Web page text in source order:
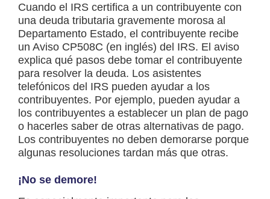
Cuando el IRS certifica a un contribuyente con
una deuda tributaria gravemente morosa al
Departamento Estado, el contribuyente recibe
un Aviso CP508C (en inglés) del IRS. El aviso
explica qué pasos debe tomar el contribuyente
para resolver la deuda. Los asistentes
telefónicos del IRS pueden ayudar a los
contribuyentes. Por ejemplo, pueden ayudar a
los contribuyentes a establecer un plan de pago
o hacerles saber de otras alternativas de pago.
Los contribuyentes no deben demorarse porque
algunas resoluciones tardan más que otras.
¡No se demore!